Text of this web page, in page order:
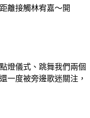
離接觸林宥嘉～開
燈儀式、跳舞我們兩個
一度被旁邊歌迷關注，